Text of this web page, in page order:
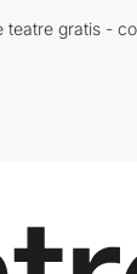
teatre gratis -